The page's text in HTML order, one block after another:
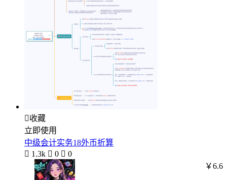
收藏
立即使用
中级会计实务18外币折算
 1.3k  0  0
￥6.6